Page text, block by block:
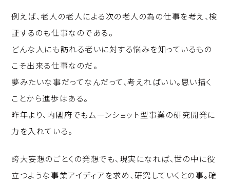
例えば、老人の老人による次の老人の為の仕事を考え、検
証するのも仕事なのである。
どんな人にも訪れる老いに対する悩みを知っているもの
こそ出来る仕事なのだ。
夢みたいな事だってなんだって、考えればいい。思い描く
ことから進歩はある。
昨年より、内閣府でもムーンショット型事業の研究開発に
力を入れている。
誇大妄想のごとくの発想でも、現実になれば、世の中に役
立つような事業アイディアを求め、研究していくとの事。確